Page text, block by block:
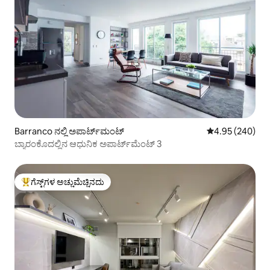
Barranco ನಲ್ಲಿ ಅಪಾರ್ಟ್‌ಮಂಟ್ 5 ರಲ್ಲಿ 4.95
4.95 (240)
ಬ್ಯಾರಂಕೊದಲ್ಲಿನ ಆಧುನಿಕ ಅಪಾರ್ಟ್‌ಮೆಂಟ್ 3
ಗೆಸ್ಟ್‌ಗಳಿಗೆ ಅತಿ ಹೆಚ್ಚು ಅಚ್ಚುಮೆಚ್ಚಿನದು
ಗೆಸ್ಟ್‌ಗಳ ಅಚ್ಚುಮೆಚ್ಚಿನದು